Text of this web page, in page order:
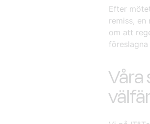
Efter
remiss,
om att